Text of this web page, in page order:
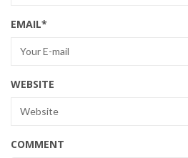
EMAIL*
WEBSITE
COMMENT